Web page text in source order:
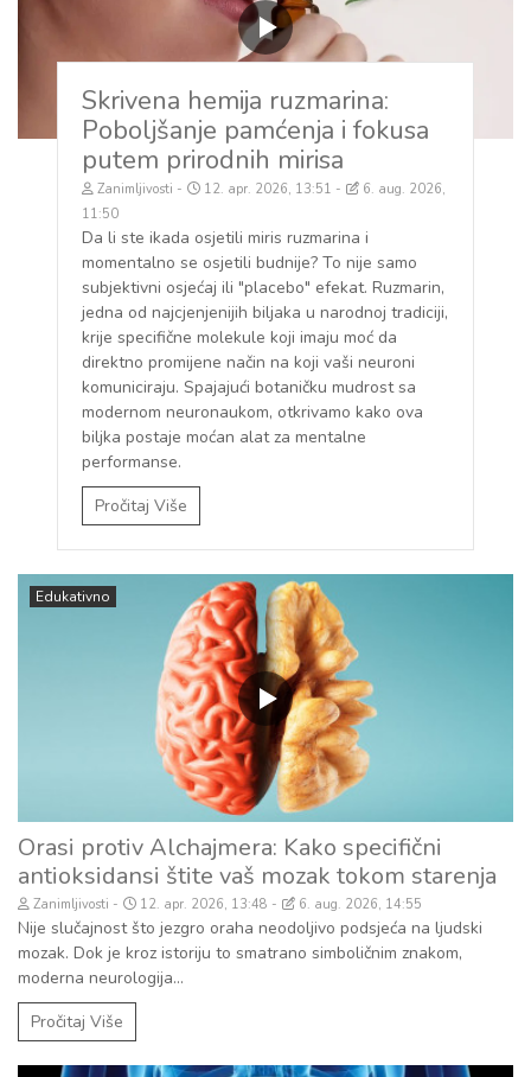
Skrivena hemija ruzmarina:
Poboljšanje pamćenja i fokusa
putem prirodnih mirisa
Zanimljivosti 12. apr. 2026, 13:51
6. aug. 2026,
11:50
Da li ste ikada osjetili miris ruzmarina i
momentalno se osjetili budnije? To nije samo
subjektivni osjećaj ili "placebo" efekat. Ruzmarin,
jedna od najcjenjenijih biljaka u narodnoj tradiciji,
krije specifične molekule koji imaju moć da
direktno promijene način na koji vaši neuroni
komuniciraju. Spajajući botaničku mudrost sa
modernom neuronaukom, otkrivamo kako ova
biljka postaje moćan alat za mentalne
performanse.
Pročitaj Više
Edukativno
Orasi protiv Alchajmera: Kako specifični
antioksidansi štite vaš mozak tokom starenja
Zanimljivosti 12. apr. 2026, 13:48 6. aug. 2026, 14:55
Nije slučajnost što jezgro oraha neodoljivo podsjeća na ljudski
mozak. Dok je kroz istoriju to smatrano simboličnim znakom,
moderna neurologija...
Pročitaj Više